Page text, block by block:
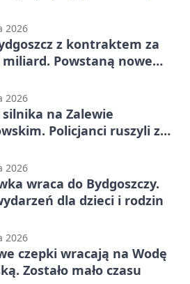
2026
z kontraktem za
Powstaną nowe
2026
na Zalewie
Policjanci ruszyli z
2026
wraca do Bydgoszczy.
dla dzieci i rodzin
2026
czepki wracają na Wodę
Zostało mało czasu